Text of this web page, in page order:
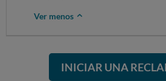
Ver menos
INICIAR UNA